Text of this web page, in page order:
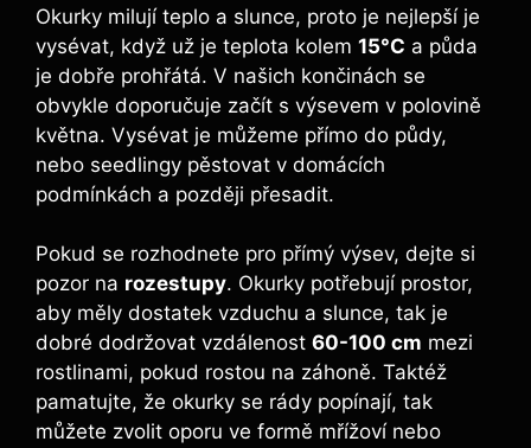
Okurky milují teplo a slunce, proto je nejlepší je
vysévat, když už je teplota kolem 15°C a půda
je dobře prohřátá. V našich končinách se
obvykle doporučuje začít s výsevem v polovině
května. Vysévat je můžeme přímo do půdy,
nebo seedlingy pěstovat v domácích
podmínkách a později přesadit.
Pokud se rozhodnete pro přímý výsev, dejte si
pozor na rozestupy. Okurky potřebují prostor,
aby měly dostatek vzduchu a slunce, tak je
dobré dodržovat vzdálenost 60-100 cm mezi
rostlinami, pokud rostou na záhoně. Taktéž
pamatujte, že okurky se rády popínají, tak
můžete zvolit oporu ve formě mřížoví nebo